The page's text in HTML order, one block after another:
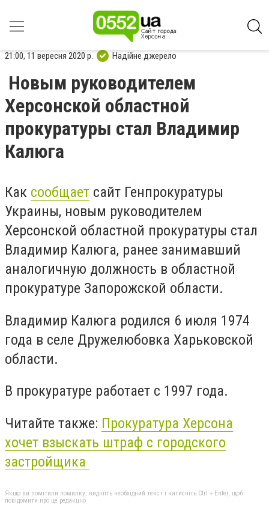
21:00, 11 вересня 2020 р. Надійне джерело
Новым руководителем
Херсонской областной
прокуратуры стал Владимир
Калюга
Как сообщает сайт Генпрокуратуры
Украины, новым руководителем
Херсонской областной прокуратуры стал
Владимир Калюга, ранее занимавший
аналогичную должность в областной
прокуратуре Запорожской области.
Владимир Калюга родился 6 июля 1974
года в селе Дружелюбовка Харьковской
области.
В прокуратуре работает с 1997 года.
Читайте также: Прокуратура Херсона
хочет взыскать штраф с городского
застройщика
Якщо ви помітили помилку, виділіть необхідний текст і натисніть Ctrl + Enter, щоб
повідомити про це редакцію